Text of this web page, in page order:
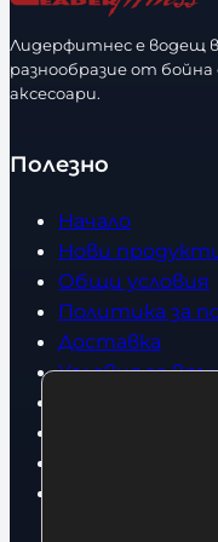
м
е
р
с
т
в
о
Лидерфитнес е водещ
разнообразие от
аксесоари.
Полезно
Начало
Нови
Общи условия
Политика за
Доставка
Условия за